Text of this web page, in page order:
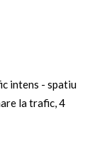
intens - spatiu
la trafic, 4